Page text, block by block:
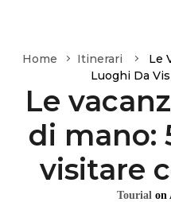
Home Itinerari
Le
Luoghi Da
Le
di mano:
visitare
Tourial on